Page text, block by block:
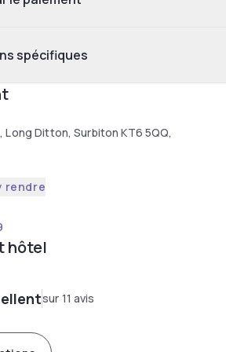
spécifiques
Ditton, Surbiton KT6 5QQ,
rendre
hôtel
sur 11 avis